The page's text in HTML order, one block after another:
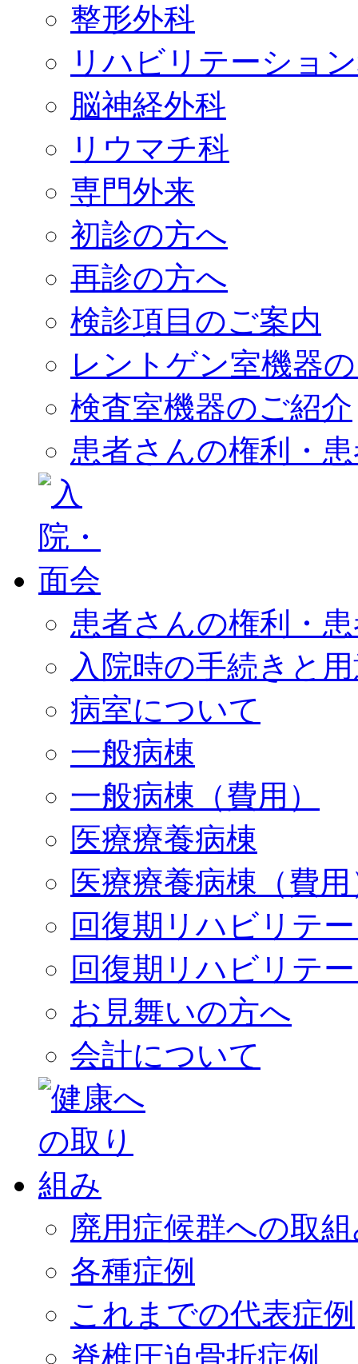
整形外科
リハビリテーショ
脳神経外科
リウマチ科
専門外来
初診の方へ
再診の方へ
検診項目のご案内
レントゲン室機器
検査室機器のご紹介
患者さんの権利・
患者さんの権利・
入院時の手続きと
病室について
一般病棟
一般病棟（費用）
医療療養病棟
医療療養病棟（費
回復期リハビリテ
回復期リハビリテ
お見舞いの方へ
会計について
廃用症候群への取
各種症例
これまでの代表症例
脊椎圧迫骨折症例